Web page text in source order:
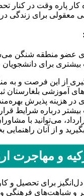
کار پاره وقت در کنار
معقولی برای زندگی
عضو منطقه شنگن
بیشتری برای دانشجویان
از این فرصت و به
آموزشی بلغارستان
درصدی در هزینه پذیرش
درباره شرایط
می‌توانید با
و از آنان راهنمایی
و مهاجرت
برای تحصیل و
و شباهت‌های فرهنگی و